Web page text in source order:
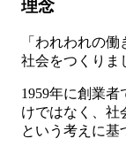
理念
「われわれの
社会をつくりま
1959年に創業
けではなく、社
という考えに基